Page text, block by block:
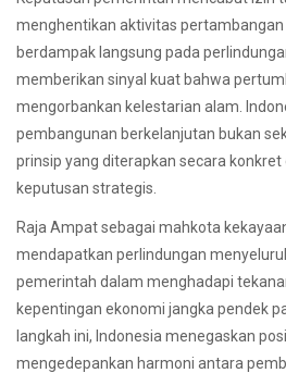
menghentikan aktivitas
berdampak langsung pada
memberikan sinyal kuat bahwa
mengorbankan kelestarian alam.
pembangunan berkelanjutan bukan
prinsip yang diterapkan secara
keputusan strategis.
Raja Ampat sebagai mahkota
mendapatkan perlindungan
pemerintah dalam menghadapi
kepentingan ekonomi jangka pendek
langkah ini, Indonesia menegaskan
mengedepankan harmoni antara